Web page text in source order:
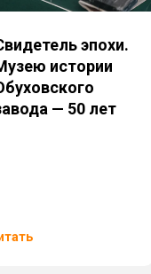
эпохи.
истории
— 50 лет